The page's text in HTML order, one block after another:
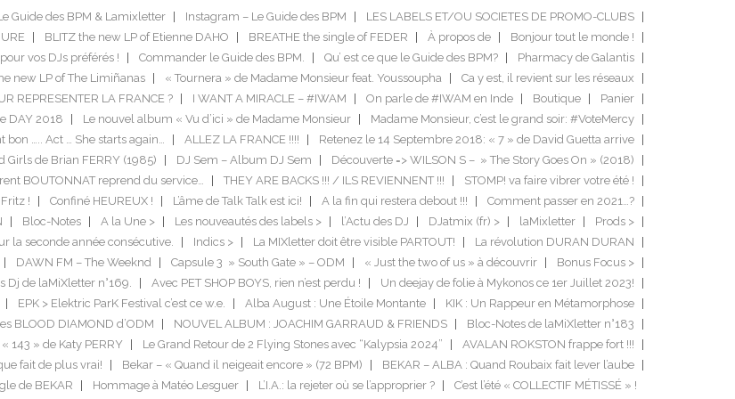
Guide des BPM & Lamixletter Instagram – Le Guide des BPM
LES LABELS ET/OU SOCIETES DE PROMO-CLUBS
BLITZ the new LP of Etienne DAHO BREATHE the single of FEDER À propos de
Bonjour tout le monde !
vos DJs préférés !
Commander le Guide des BPM. Qu’ est ce que le Guide des BPM?
Pharmacy de Galantis
new LP of The Limiñanas
« Tournera » de Madame Monsieur feat. Youssoupha
Ca y est, il revient sur les réseaux
REPRESENTER LA FRANCE ?
I WANT A MIRACLE – #IWAM On parle de #IWAM en Inde Boutique
Panier
DAY 2018 Le nouvel album « Vu d’ici » de Madame Monsieur
Madame Monsieur, c’est le grand soir: #VoteMercy
bon ….. Act … She starts again… ALLEZ LA FRANCE !!!!
Retenez le 14 Septembre 2018: « 7 » de David Guetta arrive
Girls de Brian FERRY (1985) DJ Sem – Album DJ Sem
Découverte => WILSON S – » The Story Goes On » (2018)
BOUTONNAT reprend du service… THEY ARE BACKS !!! / ILS REVIENNENT !!!
STOMP! va faire vibrer votre été !
!
Confiné HEUREUX ! L’âme de Talk Talk est ici! A la fin qui restera debout !!!
Comment passer en 2021…?
Bloc-Notes A la Une > Les nouveautés des labels > l’Actu des DJ DJatmix (fr) > laMixletter
Prods >
la seconde année consécutive.
Indics > La MIXletter doit être visible PARTOUT!
La révolution DURAN DURAN
DAWN FM – The Weeknd Capsule 3 » South Gate » – ODM « Just the two of us » à découvrir
Bonus Focus >
Dj de laMiXletter n°169. Avec PET SHOP BOYS, rien n’est perdu !
Un deejay de folie à Mykonos ce 1er Juillet 2023!
EPK > Elektric ParK Festival c’est ce w.e. Alba August : Une Étoile Montante
KIK : Un Rappeur en Métamorphose
BLOOD DIAMOND d’ODM NOUVEL ALBUM : JOACHIM GARRAUD & FRIENDS
Bloc-Notes de laMiXletter n°183
« 143 » de Katy PERRY Le Grand Retour de 2 Flying Stones avec “Kalypsia 2024”
AVALAN ROKSTON frappe fort !!!
fait de plus vrai!
Bekar – « Quand il neigeait encore » (72 BPM)
BEKAR – ALBA : Quand Roubaix fait lever l’aube
de BEKAR
Hommage à Matéo Lesguer L’I.A.: la rejeter où se l’approprier ? C’est l’été « COLLECTIF MÉTISSÉ » !